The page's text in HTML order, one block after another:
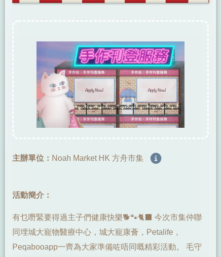
主辦單位： Noah Market HK 方舟市集
活動簡介：
有乜嘢緊要得過主子們健康快樂🐕🐾🐈‍⬛ 今次市集仲聯
同埋城大寵物醫療中心，城大寵康薈，Petalife，
Peqabooapp一齊為大家準備咗唔同嘅精彩活動。 毛守